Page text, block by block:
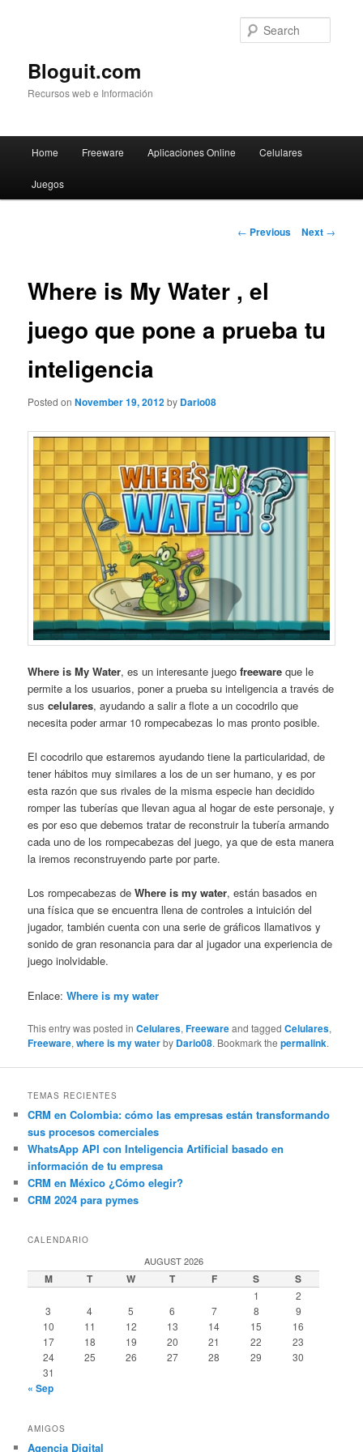
Bloguit.com
Recursos web e Información
Skip
to
Home Freeware Aplicaciones Online Celulares
Juegos
Post
← Previous Next →
Where is My Water , el
juego que pone a prueba tu
inteligencia
Posted onNovember 19, 2012by Dario08
Where is My Water, es un interesante juegofreewareque le
permite a los usuarios, poner a prueba su inteligencia a través de
suscelulares, ayudando a salir a flote a un cocodrilo que
necesita poder armar 10 rompecabezas lo mas pronto posible.
El cocodrilo que estaremos ayudando tiene la particularidad, de
tener hábitos muy similares a los de un ser humano, y es por
esta razón que sus rivales de la misma especie han decidido
romper las tuberías que llevan agua al hogar de este personaje, y
es por eso que debemos tratar de reconstruir la tubería armando
cada uno de los rompecabezas del juego, ya que de esta manera
la iremos reconstruyendo parte por parte.
Los rompecabezas deWhere is my water, están basados en
una física que se encuentra llena de controles a intuición del
jugador, también cuenta con una serie de gráficos llamativos y
sonido de gran resonancia para dar al jugador una experiencia de
juego inolvidable.
Enlace:Where is my water
This entry was posted inCelulares,Freewareand taggedCelulares,
Freeware,where is my waterby Dario08. Bookmark thepermalink.
TEMAS RECIENTES
CRM en Colombia: cómo las empresas están transformando
sus procesos comerciales
WhatsApp API con Inteligencia Artificial basado en
información de tu empresa
CRM en México ¿Cómo elegir?
CRM 2024 para pymes
CALENDARIO
AUGUST 2026
M T W T F S S
1
2
3
4 5 6 7 8
9
10
11 12 13 14 15
16
17
18 19 20 21 22
23
24
25 26 27 28 29
30
31
« Sep
AMIGOS
Agencia Digital